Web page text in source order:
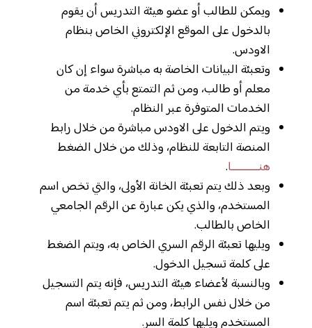
ويمكن للطالب أو عضو هيئة التدريس أن يقوم
بالدخول على الموقع الإلكتروني الخاص بنظام
الاودس.
وتعبئة البيانات الخاصة به مباشرة سواء إن كان
معلم أو طالب، ومن ثم التمتع بأي خدمة من
الخدمات المتوفرة عبر النظام.
ويتم الدخول على الاودس مباشرة من خلال رابط
المنصة التابعة للنظام، وذلك من خلال الضغط
هنــــــــــا.
وبعد ذلك يتم تعبئة الخانة الأولى، والتي تخص اسم
المستخدم، والذي يكن عبارة عن الرقم الجامعي
الخاص بالطالب.
ويليها تعبئة الرقم السري الخاص به، ويتم الضغط
على كلمة تسجيل الدخول.
وبالنسبة لأعضاء هيئة التدريس، فإنه يتم التسجيل
من خلال نفس الرابط، ومن ثم يتم تعبئة اسم
المستخدم ويليها كلمة السر.